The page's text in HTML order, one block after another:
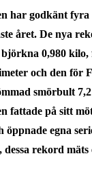
har godkänt fyra
året. De nya
0,980 kilo,
och den för
smörbult
fattade på sitt
öppnade egna
dessa rekord